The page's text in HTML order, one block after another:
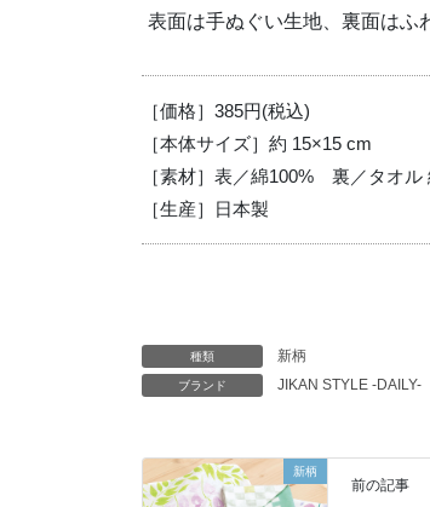
表面は手ぬぐい生地、裏面はふ
［価格］385円(税込)
［本体サイズ］約 15×15 cm
［素材］表／綿100% 裏／タオル
［生産］日本製
種類 新柄
ブランド JIKAN STYLE -DAILY-
新柄
前の記事